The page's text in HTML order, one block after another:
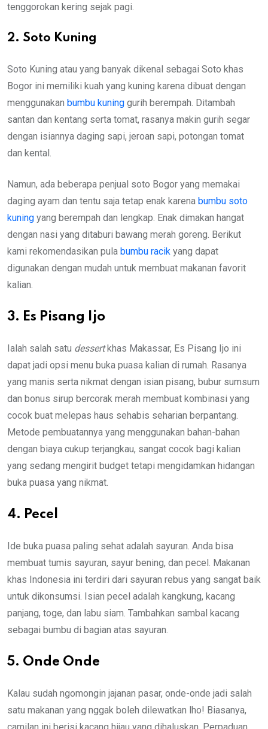
tenggorokan kering sejak pagi.
2. Soto Kuning
Soto Kuning atau yang banyak dikenal sebagai Soto khas
Bogor ini memiliki kuah yang kuning karena dibuat dengan
menggunakan bumbu kuning gurih berempah. Ditambah
santan dan kentang serta tomat, rasanya makin gurih segar
dengan isiannya daging sapi, jeroan sapi, potongan tomat
dan kental.
Namun, ada beberapa penjual soto Bogor yang memakai
daging ayam dan tentu saja tetap enak karena bumbu soto
kuning yang berempah dan lengkap. Enak dimakan hangat
dengan nasi yang ditaburi bawang merah goreng. Berikut
kami rekomendasikan pula bumbu racik yang dapat
digunakan dengan mudah untuk membuat makanan favorit
kalian.
3. Es Pisang Ijo
Ialah salah satu dessertkhas Makassar, Es Pisang Ijo ini
dapat jadi opsi menu buka puasa kalian di rumah. Rasanya
yang manis serta nikmat dengan isian pisang, bubur sumsum
dan bonus sirup bercorak merah membuat kombinasi yang
cocok buat melepas haus sehabis seharian berpantang.
Metode pembuatannya yang menggunakan bahan-bahan
dengan biaya cukup terjangkau, sangat cocok bagi kalian
yang sedang mengirit budget tetapi mengidamkan hidangan
buka puasa yang nikmat.
4. Pecel
Ide buka puasa paling sehat adalah sayuran. Anda bisa
membuat tumis sayuran, sayur bening, dan pecel. Makanan
khas Indonesia ini terdiri dari sayuran rebus yang sangat baik
untuk dikonsumsi. Isian pecel adalah kangkung, kacang
panjang, toge, dan labu siam. Tambahkan sambal kacang
sebagai bumbu di bagian atas sayuran.
5. Onde Onde
Kalau sudah ngomongin jajanan pasar, onde-onde jadi salah
satu makanan yang nggak boleh dilewatkan lho! Biasanya,
camilan ini berisi kacang hijau yang dihaluskan. Perpaduan